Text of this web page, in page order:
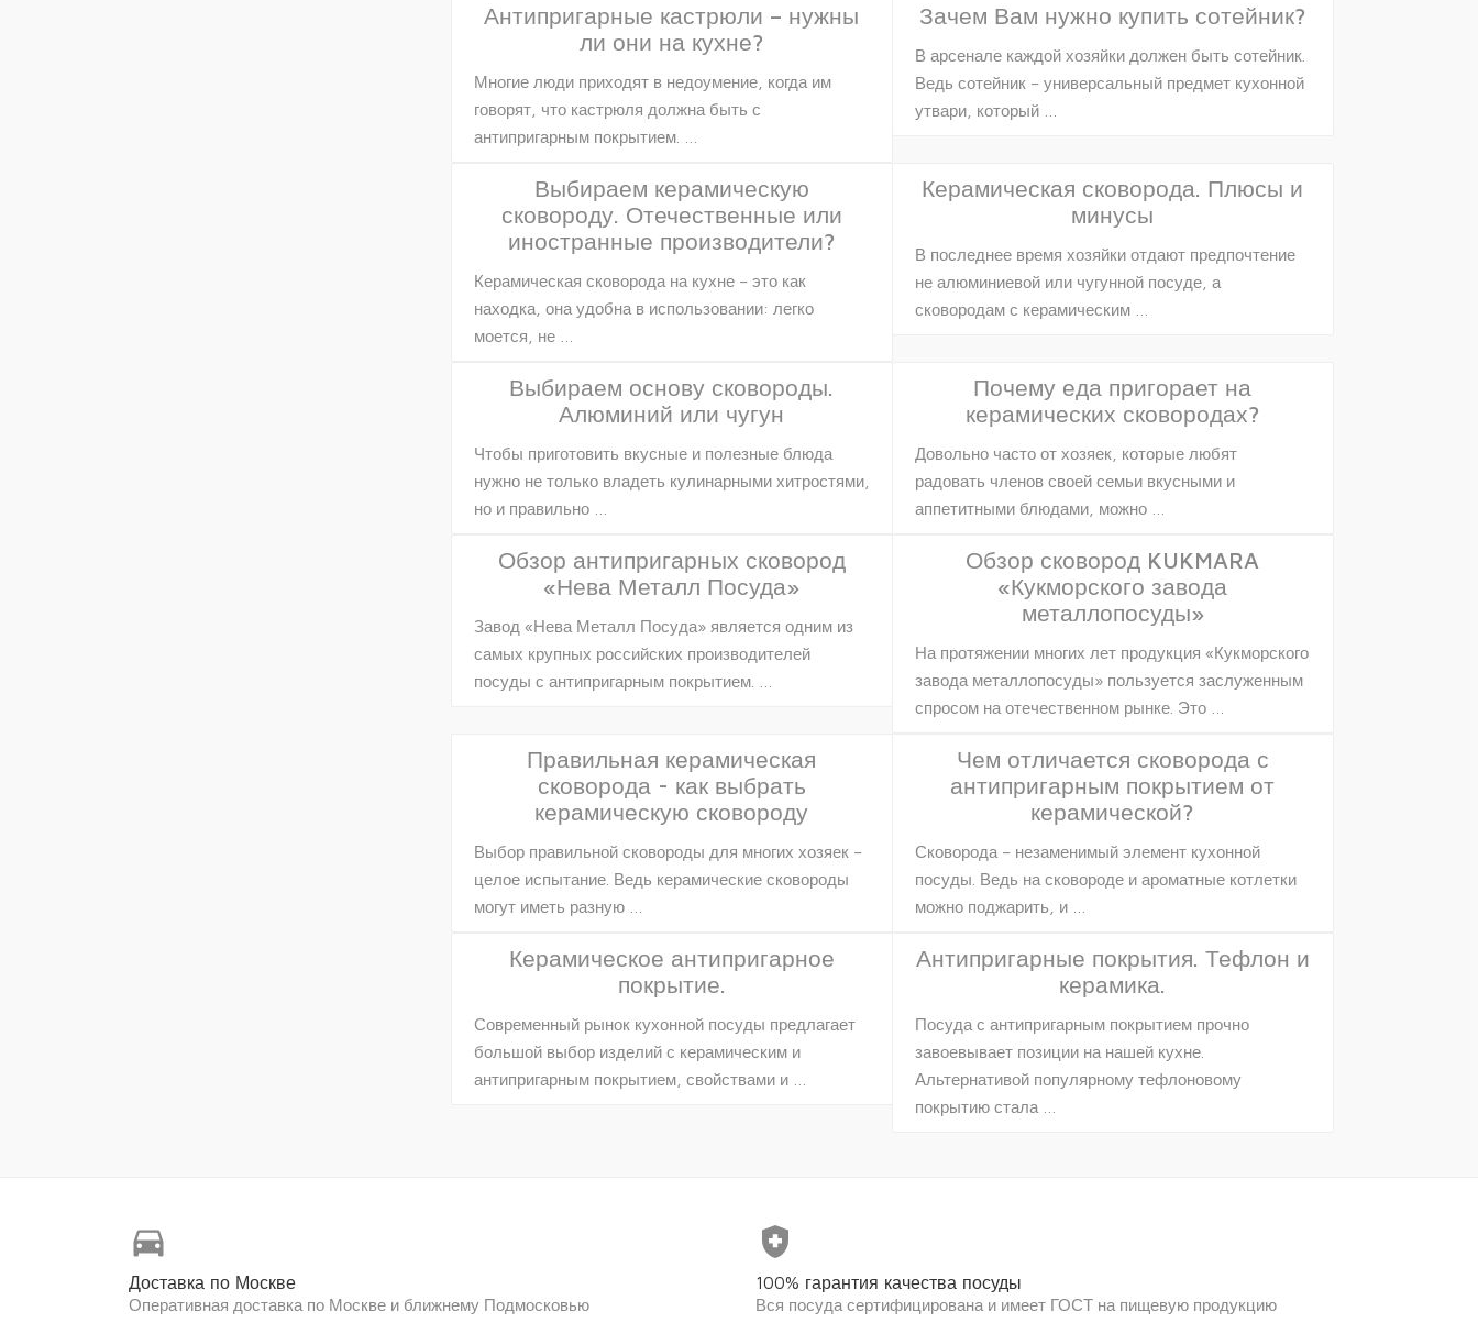
Антипригарные кастрюли – нужны
ли они на кухне?
Многие люди приходят в недоумение, когда им
говорят, что кастрюля должна быть с
антипригарным покрытием. …
Зачем Вам нужно купить сотейник?
В арсенале каждой хозяйки должен быть сотейник.
Ведь сотейник – универсальный предмет кухонной
утвари, который …
Выбираем керамическую
сковороду. Отечественные или
иностранные производители?
Керамическая сковорода на кухне – это как
находка, она удобна в использовании: легко
моется, не …
Керамическая сковорода. Плюсы и
минусы
В последнее время хозяйки отдают предпочтение
не алюминиевой или чугунной посуде, а
сковородам с керамическим …
Выбираем основу сковороды.
Алюминий или чугун
Чтобы приготовить вкусные и полезные блюда
нужно не только владеть кулинарными хитростями,
но и правильно …
Почему еда пригорает на
керамических сковородах?
Довольно часто от хозяек, которые любят
радовать членов своей семьи вкусными и
аппетитными блюдами, можно …
Обзор антипригарных сковород
«Нева Металл Посуда»
Завод «Нева Металл Посуда» является одним из
самых крупных российских производителей
посуды с антипригарным покрытием. …
Обзор сковород KUKMARA
«Кукморского завода
металлопосуды»
На протяжении многих лет продукция «Кукморского
завода металлопосуды» пользуется заслуженным
спросом на отечественном рынке. Это …
Правильная керамическая
сковорода - как выбрать
керамическую сковороду
Выбор правильной сковороды для многих хозяек –
целое испытание. Ведь керамические сковороды
могут иметь разную …
Чем отличается сковорода с
антипригарным покрытием от
керамической?
Сковорода – незаменимый элемент кухонной
посуды. Ведь на сковороде и ароматные котлетки
можно поджарить, и …
Керамическое антипригарное
покрытие.
Современный рынок кухонной посуды предлагает
большой выбор изделий с керамическим и
антипригарным покрытием, свойствами и …
Антипригарные покрытия. Тефлон и
керамика.
Посуда с антипригарным покрытием прочно
завоевывает позиции на нашей кухне.
Альтернативой популярному тефлоновому
покрытию стала …
directions_car
Доставка по Москве
Оперативная доставка по Москве и ближнему Подмосковью
health_and_safety
100% гарантия качества посуды
Вся посуда сертифицирована и имеет ГОСТ на пищевую продукцию